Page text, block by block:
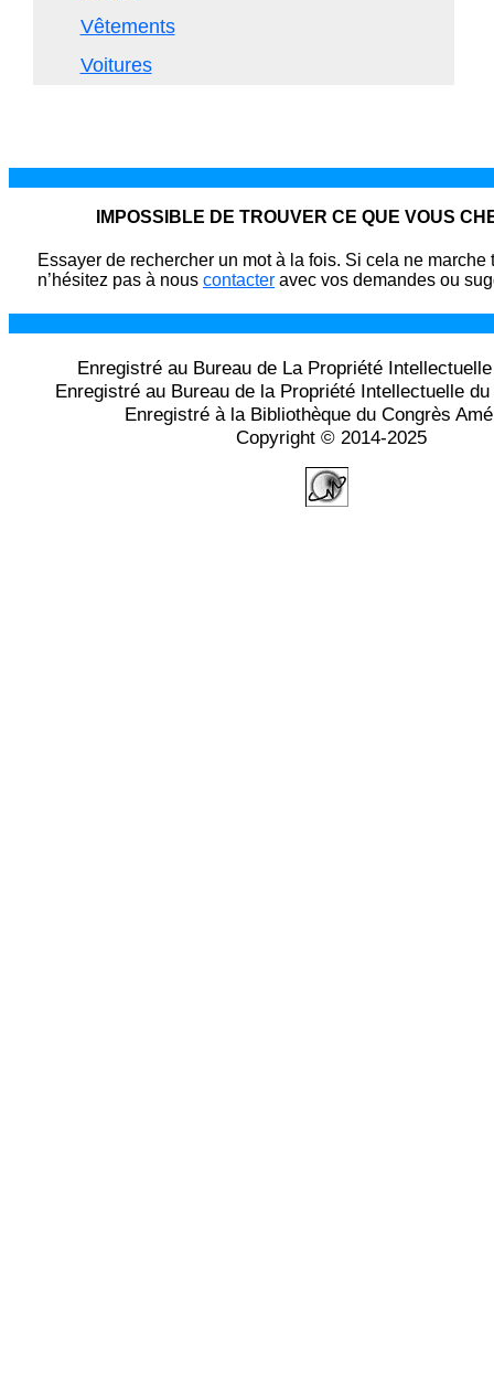
Vêtements
Voitures
IMPOSSIBLE DE TROUVER CE QUE VOUS
Essayer de rechercher un mot à la fois. Si cela ne marche
n’hésitez pas à nous contacter avec vos demandes ou
Enregistré au Bureau de La Propriété
Enregistré au Bureau de la Propriété Intellectuelle
Enregistré à la Bibliothèque du Congrès
Copyright © 2014-2025